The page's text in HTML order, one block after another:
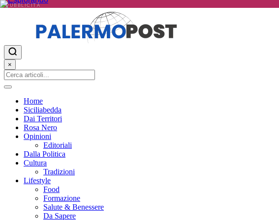
PUBBLICITÀ
×
Home
Siciliabedda
Dai Territori
Rosa Nero
Opinioni
Editoriali
Dalla Politica
Cultura
Tradizioni
Lifestyle
Food
Formazione
Salute & Benessere
Da Sapere